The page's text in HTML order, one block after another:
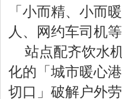
「小而精、小而
人、网约车司机
站点配齐饮水
化的「城市暖心
切口」破解户外